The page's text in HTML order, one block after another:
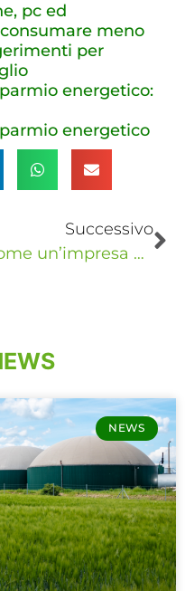
pc ed
meno
per
energetico:
energetico
Successivo
Come un’impresa edile ha scoperto un consumo anomalo
NEWS